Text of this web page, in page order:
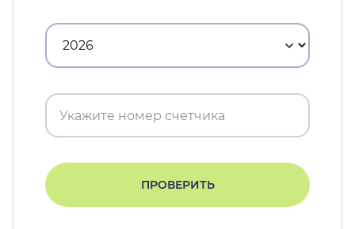
ПРОВЕРИТЬ